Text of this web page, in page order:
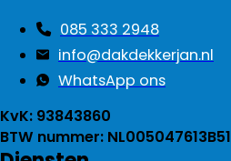
085 333 2948
info@dakdekkerjan.nl
WhatsApp ons
KvK: 93843860
BTW nummer: NL005047613B51